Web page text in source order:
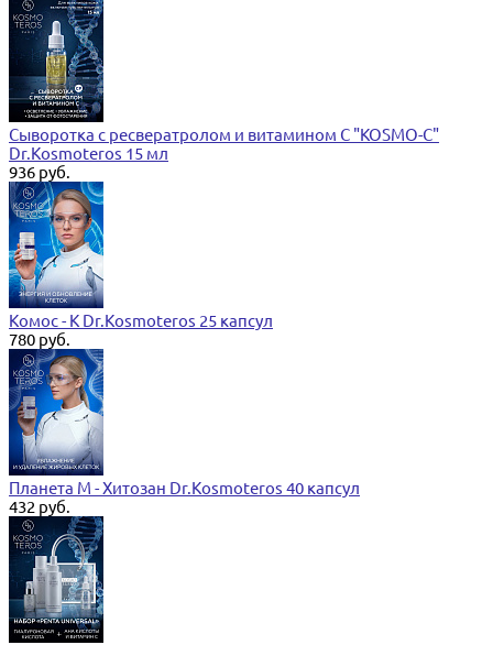
Сыворотка с ресвератролом и витамином С "KOSMO-C"
Dr.Kosmoteros 15 мл
936 руб.
Комос - К Dr.Kosmoteros 25 капсул
780 руб.
Планета М - Хитозан Dr.Kosmoteros 40 капсул
432 руб.